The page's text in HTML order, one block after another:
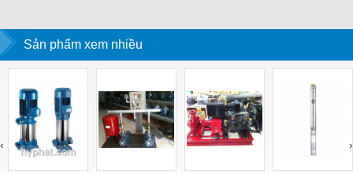
Sản phẩm xem nhiều
‹ ›